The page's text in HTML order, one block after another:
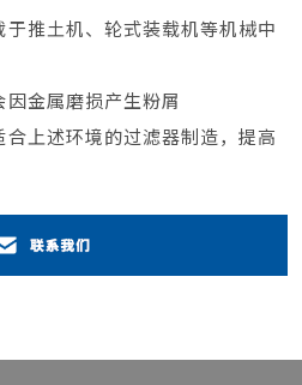
推土机、轮式装载机等机械中
金属磨损产生粉屑
上述环境的过滤器制造，提高